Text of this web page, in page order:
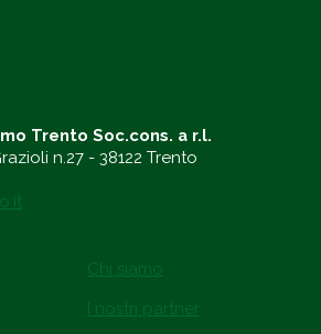
Trento Soc.cons. a r.l.
n.27 - 38122 Trento
Chi siamo
I nostri partner